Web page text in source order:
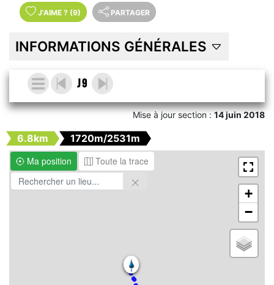
J'AIME ? (9) PARTAGER
INFORMATIONS GÉNÉRALES
J 9
Mise à jour section :14 juin 2018
6.8km
1720m/2531m
Ma position
Toute la trace
+
−